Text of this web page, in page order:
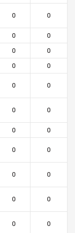
0 0
0
0
0
0
0
0
0 0
0 0
0
0
0 0
0 0
0 0
0 0